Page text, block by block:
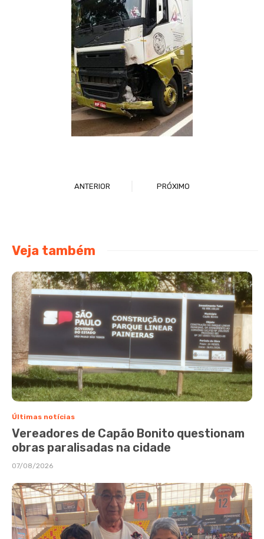
ANTERIOR PRÓXIMO
Veja também
Últimas notícias
Vereadores de Capão Bonito questionam
obras paralisadas na cidade
07/08/2026